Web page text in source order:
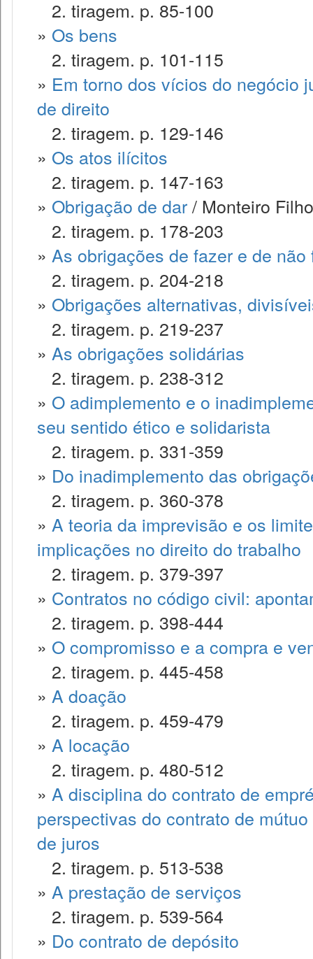
2. tiragem. p. 85-100
» Os bens
2. tiragem. p. 101-115
» Em torno dos vícios do negócio
de direito
2. tiragem. p. 129-146
» Os atos ilícitos
2. tiragem. p. 147-163
» Obrigação de dar/ Monteiro
2. tiragem. p. 178-203
» As obrigações de fazer e de não
2. tiragem. p. 204-218
» Obrigações alternativas,
2. tiragem. p. 219-237
» As obrigações solidárias
2. tiragem. p. 238-312
» O adimplemento e o
seu sentido ético e solidarista
2. tiragem. p. 331-359
» Do inadimplemento das
2. tiragem. p. 360-378
» A teoria da imprevisão e os
implicações no direito do trabalho
2. tiragem. p. 379-397
» Contratos no código civil:
2. tiragem. p. 398-444
» O compromisso e a compra e
2. tiragem. p. 445-458
» A doação
2. tiragem. p. 459-479
» A locação
2. tiragem. p. 480-512
» A disciplina do contrato de
perspectivas do contrato de
de juros
2. tiragem. p. 513-538
» A prestação de serviços
2. tiragem. p. 539-564
» Do contrato de depósito